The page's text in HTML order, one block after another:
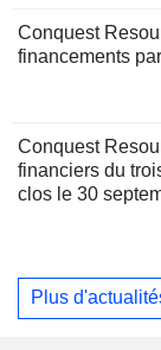
Conquest
financements
Conquest
financiers du
clos le 30
Plus